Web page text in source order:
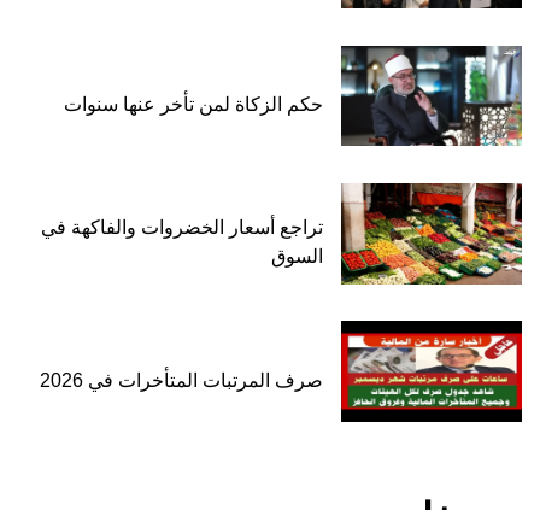
حكم الزكاة لمن تأخر عنها سنوات
تراجع أسعار الخضروات والفاكهة في
السوق
صرف المرتبات المتأخرات في 2026